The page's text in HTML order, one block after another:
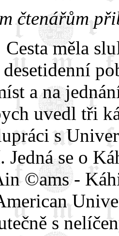
čtenářům
Cesta měla
a na
uvedl tři
s
Jedná se o
©ams -
s